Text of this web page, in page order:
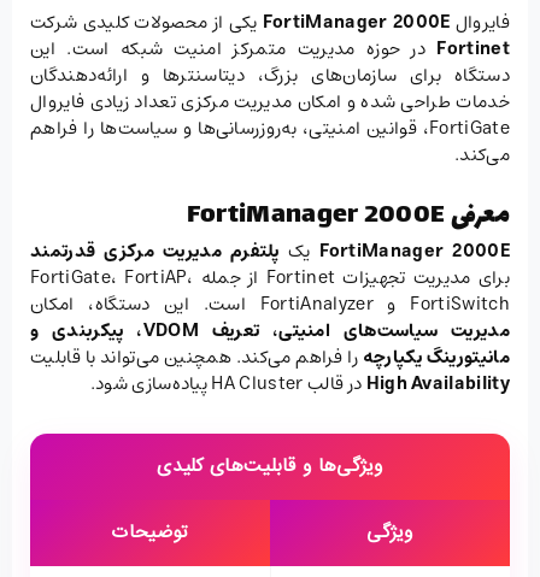
فایروالFortiManager 2000E یکی از محصولات کلیدی شرکت
Fortinet در حوزه مدیریت متمرکز امنیت شبکه است. این
دستگاه برای سازمان‌های بزرگ، دیتاسنترها و ارائه‌دهندگان
خدمات طراحی شده و امکان مدیریت مرکزی تعداد زیادی فایروال
FortiGate، قوانین امنیتی، به‌روزرسانی‌ها و سیاست‌ها را فراهم
می‌کند.
معرفی FortiManager 2000E
FortiManager 2000E یک پلتفرم مدیریت مرکزی قدرتمند
برای مدیریت تجهیزات Fortinet از جمله FortiGate، FortiAP،
FortiSwitch و FortiAnalyzer است. این دستگاه، امکان
مدیریت سیاست‌های امنیتی، تعریف
، پیکربندی و
مانیتورینگ یکپارچهرا فراهم می‌کند. همچنین می‌تواند با قابلیت
High Availabilityدر قالب HA Cluster پیاده‌سازی شود.
ویژگی‌ها و قابلیت‌های کلیدی
ویژگی توضیحات